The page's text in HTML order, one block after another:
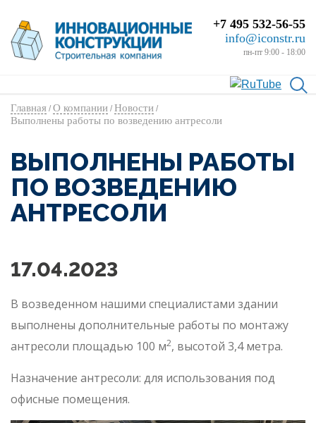
+7 495 532-56-55
info@iconstr.ru
пн-пт 9:00 - 18:00
Главная / О компании / Новости /
Выполнены работы по возведению антресоли
ВЫПОЛНЕНЫ РАБОТЫ
ПО ВОЗВЕДЕНИЮ
АНТРЕСОЛИ
17.04.2023
В возведенном нашими специалистами здании
выполнены дополнительные работы по монтажу
антресоли площадью 100 м2, высотой 3,4 метра.
Назначение антресоли: для использования под
офисные помещения.